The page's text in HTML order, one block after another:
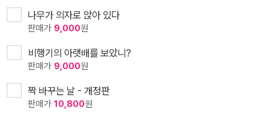
나무가 의자로 앉아 있다
판매가 9,000원
비행기의 아랫배를 보았니?
판매가 9,000원
짝 바꾸는 날 - 개정판
판매가 10,800원